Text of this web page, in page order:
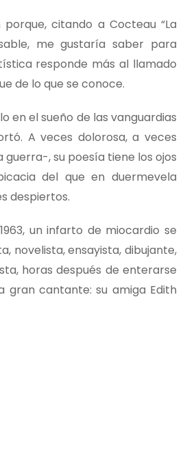
citando a Cocteau “La
me gustaría saber para
responde más al llamado
de lo que se conoce.
en el sueño de las vanguardias
A veces dolorosa, a veces
guerra-, su poesía tiene los ojos
del que en duermevela
despiertos.
un infarto de miocardio se
novelista, ensayista, dibujante,
horas después de enterarse
gran cantante: su amiga Edith